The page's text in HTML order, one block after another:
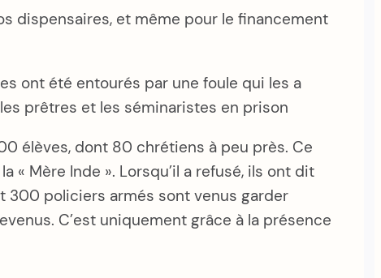
dispensaires, et même pour le financement
ont été entourés par une foule qui les a
prêtres et les séminaristes en prison
élèves, dont 80 chrétiens à peu près. Ce
« Mère Inde ». Lorsqu’il a refusé, ils ont dit
300 policiers armés sont venus garder
C’est uniquement grâce à la présence